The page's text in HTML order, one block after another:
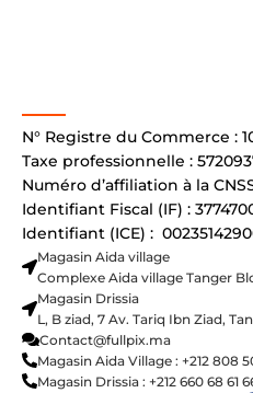
N° Registre du Commerce :
Taxe professionnelle :
Numéro d’affiliation à la CNSS
Identifiant Fiscal (IF) :
Identifiant (ICE) :
Magasin Aida village
Complexe Aida village Tanger
Magasin Drissia
L, B ziad, 7 Av. Tariq Ibn Ziad,
Contact@fullpix.ma
Magasin Aida Village : +212 808
Magasin Drissia : +212 660 68 61